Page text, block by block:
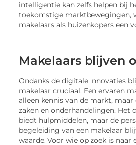
intelligentie kan zelfs helpen bij
toekomstige marktbewegingen,
makelaars als huizenkopers een
Makelaars blijven
Ondanks de digitale innovaties
makelaar cruciaal. Een ervaren
alleen kennis van de markt,
zaken en onderhandelingen. Het
biedt hulpmiddelen, maar de
begeleiding van een makelaar
waarde. Voor wie op zoek is naar